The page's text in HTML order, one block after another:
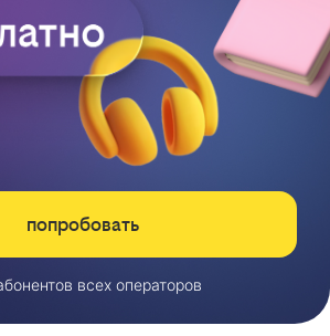
попробовать
всех операторов